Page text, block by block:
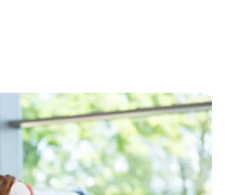
a pihenést, a